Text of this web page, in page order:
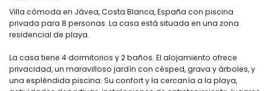
Villa cómoda en Jávea, Costa Blanca, España con piscina
privada para 8 personas. La casa está situada en una zona
residencial de playa.
La casa tiene 4 dormitorios y 2 baños. El alojamiento ofrece
privacidad, un maravilloso jardín con césped, grava y árboles, y
una espléndida piscina. Su confort y la cercanía a la playa,